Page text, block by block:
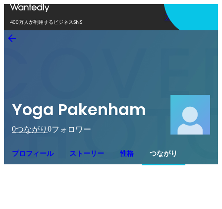
400万人が利用するビジネスSNS
アプリを使う
Yoga Pakenham
0つながり 0フォロワー
プロフィール ストーリー 性格 つながり